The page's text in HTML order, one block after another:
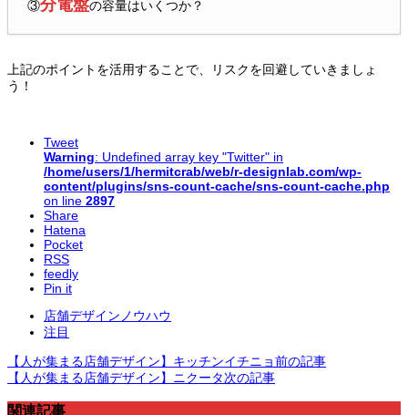
③分電盤の容量はいくつか？
上記のポイントを活用することで、リスクを回避していきましょ
う！
Tweet
Warning: Undefined array key "Twitter" in
/home/users/1/hermitcrab/web/r-designlab.com/wp-
content/plugins/sns-count-cache/sns-count-cache.php
on line 2897
Share
Hatena
Pocket
RSS
feedly
Pin it
店舗デザインノウハウ
注目
【人が集まる店舗デザイン】キッチンイチニョ前の記事
【人が集まる店舗デザイン】ニクータ次の記事
関連記事